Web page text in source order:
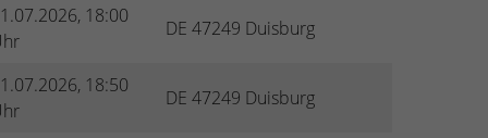
18:00
DE 47249 Duisburg
18:50
DE 47249 Duisburg